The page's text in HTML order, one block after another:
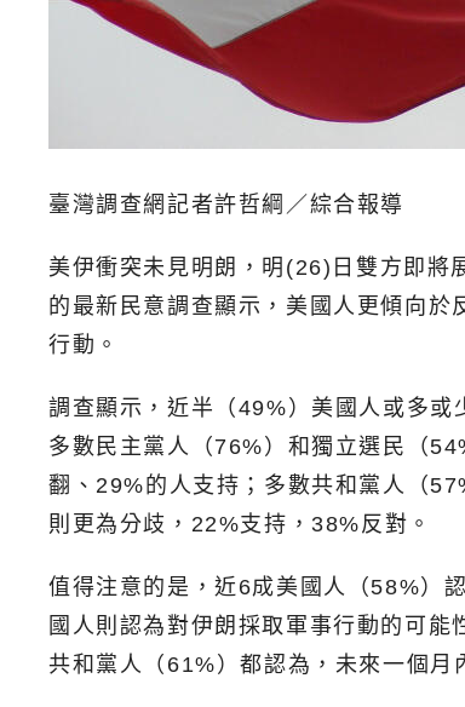
臺灣調查網記者許哲綱／綜合報導
美伊衝突未見明朗，明(26)日雙方即將
的最新民意調查顯示，美國人更傾向
行動。
調查顯示，近半（49%）美國人或多或
多數民主黨人（76%）和獨立選民（
翻、29%的人支持；多數共和黨人（
則更為分歧，22%支持，38%反對。
值得注意的是，近6成美國人（58%）
國人則認為對伊朗採取軍事行動的可
共和黨人（61%）都認為，未來一個月